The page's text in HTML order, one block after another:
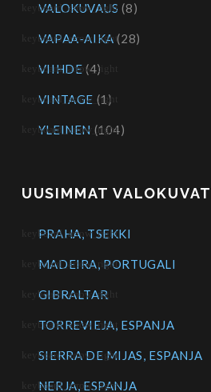
VALOKUVAUS (8)
VAPAA-AIKA (28)
VIIHDE (4)
VINTAGE (1)
YLEINEN (104)
UUSIMMAT VALOKUVAT
PRAHA, TSEKKI
MADEIRA, PORTUGALI
GIBRALTAR
TORREVIEJA, ESPANJA
SIERRA DE MIJAS, ESPANJA
NERJA, ESPANJA